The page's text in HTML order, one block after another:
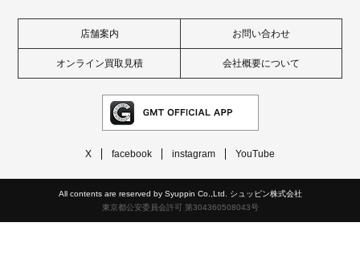
店舗案内 お問い合わせ
オンライン買取見積 会社概要について
X facebook instagram YouTube
All contents are reserved by Syuppin Co.,Ltd. シュッピン株式会社
東京都公安委員会許可 第304360508043号